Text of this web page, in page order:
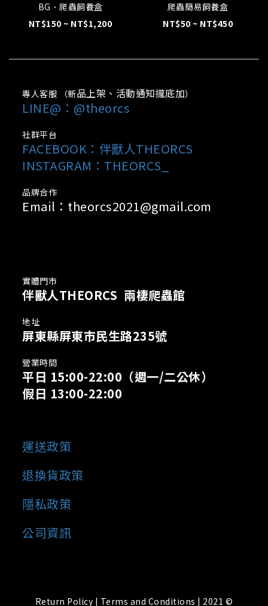
BG．爬蟲飼養盒
NT$150 ~ NT$1,200
爬蟲簡易飼養盒
NT$50 ~ NT$450
專人客服 （新品上架、活動通知攏底加）
LINE@：@theorcs
社群平台
FACEBOOK： 伴獸人THEORCS
INSTAGRAM：THEORCS_
品牌合作
Email：theorcs2021@gmail.com
實體門市
伴獸人THEORCS 兩棲爬蟲館
地址
屏東縣屏東市民生路235號
營業時間
平日 15:00-22:00 （週一/二公休）
假日 13:00-22:00
運送政策
退換貨政策
隱私政策
公司資訊
Return Policy | Terms and Conditions | 2021 ©